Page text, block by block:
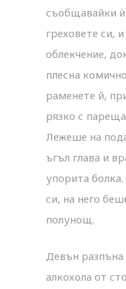
съобщавайки
греховете си,
облекчение,
плесна
раменете й,
рязко с
Лежеше на
ъгъл глава и
упорита
си, на него
полунощ.
Девън
алкохола от